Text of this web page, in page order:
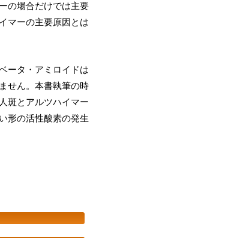
の場合だけでは主要
マーの主要原因とは
ータ・アミロイドは
せん。本書執筆の時
斑とアルツハイマー
形の活性酸素の発生